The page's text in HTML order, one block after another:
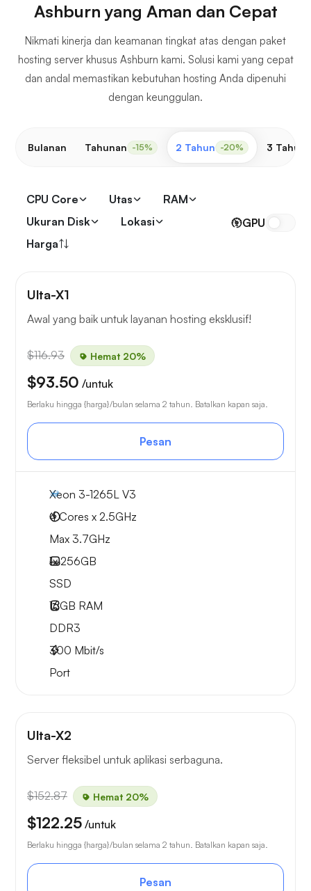
Ashburn yang Aman dan Cepat
Nikmati kinerja dan keamanan tingkat atas dengan paket
hosting server khusus Ashburn kami. Solusi kami yang cepat
dan andal memastikan kebutuhan hosting Anda dipenuhi
dengan keunggulan.
Bulanan Tahunan -15% 2 Tahun -20% 3 Tahun
CPU Core Utas
RAM
Ukuran Disk
Lokasi
Harga
GPU
Ulta-X1
Awal yang baik untuk layanan hosting eksklusif!
$116.93 Hemat 20%
$93.50 /untuk
Berlaku hingga {harga}/bulan selama 2 tahun. Batalkan kapan saja.
Pesan
Xeon 3-1265L V3
4 Cores x 2.5GHz
Max 3.7GHz
1x256GB
SSD
16GB RAM
DDR3
300 Mbit/s
Port
Ulta-X2
Server fleksibel untuk aplikasi serbaguna.
$152.87 Hemat 20%
$122.25 /untuk
Berlaku hingga {harga}/bulan selama 2 tahun. Batalkan kapan saja.
Pesan